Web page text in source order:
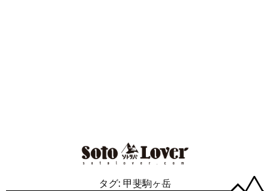
タグ: 甲斐駒ヶ岳